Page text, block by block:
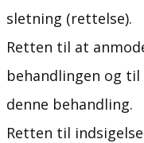
sletning (rettelse).
Retten til at
behandlingen og
denne behandling.
Retten til indsigelse